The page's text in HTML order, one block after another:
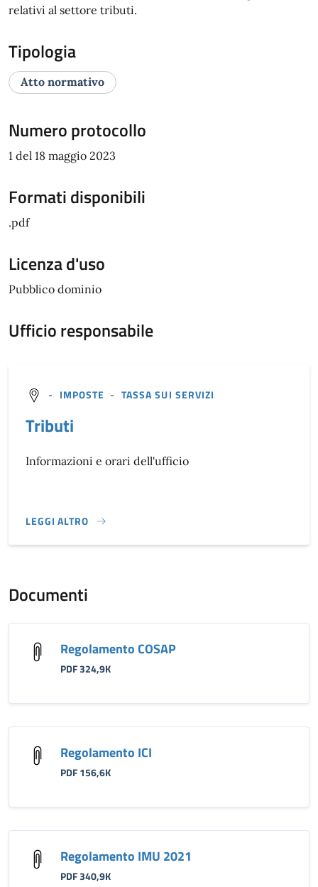
relativi al settore tributi.
Tipologia
Atto normativo
Numero protocollo
1 del 18 maggio 2023
Formati disponibili
.pdf
Licenza d'uso
Pubblico dominio
Ufficio responsabile
- IMPOSTE - TASSA SUI SERVIZI
Tributi
Informazioni e orari dell'ufficio
LEGGI ALTRO
}
Documenti
Regolamento COSAP
PDF 324,9K
Regolamento ICI
PDF 156,6K
Regolamento IMU 2021
PDF 340,9K